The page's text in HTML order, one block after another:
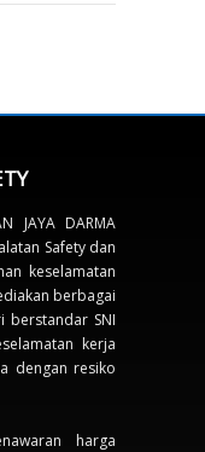
JAYA DARMA
Safety dan
keselamatan
berbagai
berstandar SNI
kerja
dengan resiko
harga